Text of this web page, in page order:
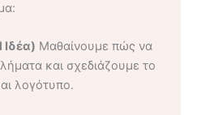
Ιδέα) Μαθαίνουμε πώς να
και σχεδιάζουμε το
λογότυπο.